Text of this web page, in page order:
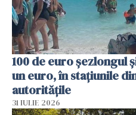
100 de euro șezlongul
un euro, în stațiunile
autoritățile
31 IULIE 2026